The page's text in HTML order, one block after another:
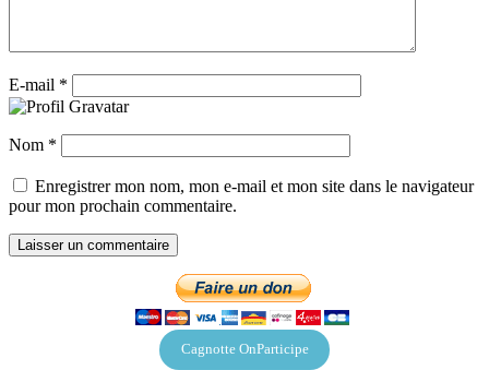
E-mail *
Nom *
Enregistrer mon nom, mon e-mail et mon site dans le navigateur
pour mon prochain commentaire.
Cagnotte OnParticipe